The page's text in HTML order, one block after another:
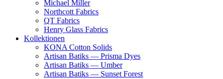
Michael Miller
Northcott Fabrics
QT Fabrics
Henry Glass Fabrics
Kollektionen
KONA Cotton Solids
Artisan Batiks — Prisma Dyes
Artisan Batiks — Umber
Artisan Batiks — Sunset Forest